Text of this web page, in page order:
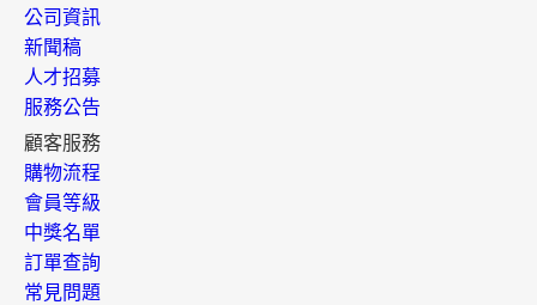
公司資訊
新聞稿
人才招募
服務公告
顧客服務
購物流程
會員等級
中獎名單
訂單查詢
常見問題